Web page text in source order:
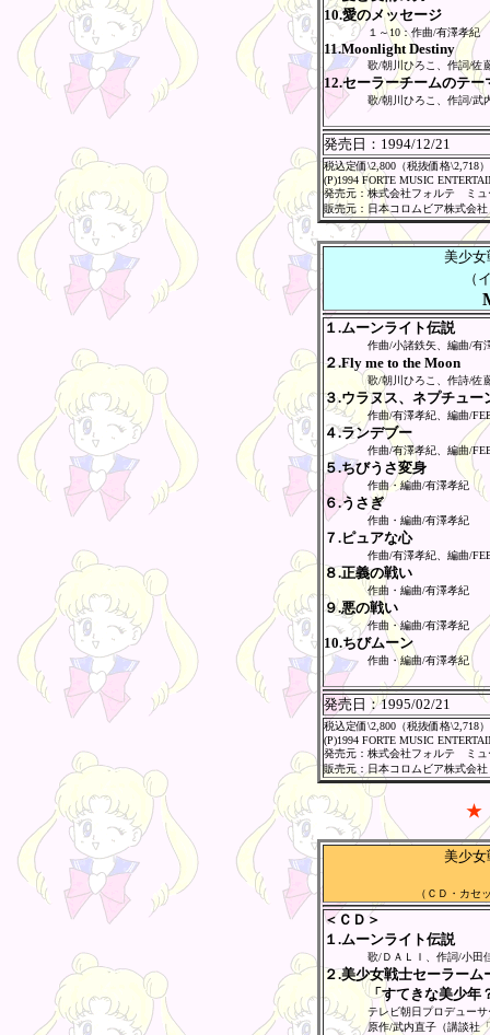
10.愛のメッセージ
１～10：作曲/有澤孝紀
11.Moonlight Destiny
歌/朝川ひろこ、作詞/佐
12.セーラーチームのテー
歌/朝川ひろこ、作詞/武
発売日： 1994/12/21
税込定価\2,800（税抜価格\2,718）
(P)1994 FORTE MUSIC
発売元：株式会社フォルテ ミュ
販売元：日本コロムビア株式会社
美少女
（
１.ムーンライト伝説
作曲/小諸鉄矢、編曲/有
２.Fly me to the Moon
歌/朝川ひろこ、作詩/佐
３.ウラヌス、ネプチュー
作曲/有澤孝紀、編曲/
４.ランデブー
作曲/有澤孝紀、編曲/
５.ちびうさ変身
作曲・編曲/有澤孝紀
６.うさぎ
作曲・編曲/有澤孝紀
７.ピュアな心
作曲/有澤孝紀、編曲/
８.正義の戦い
作曲・編曲/有澤孝紀
９.悪の戦い
作曲・編曲/有澤孝紀
10.ちびムーン
作曲・編曲/有澤孝紀
発売日：1995/02/21
税込定価\2,800（税抜価格\2,718）
(P)1994 FORTE MUSIC
発売元：株式会社フォルテ ミュ
販売元：日本コロムビア株式会社
★
美少女
（ＣＤ・カセ
＜ＣＤ＞
１.ムーンライト伝説
歌/ＤＡＬＩ、作詞/小田
２.美少女戦士セーラー
「すてきな美少年
テレビ朝日プロデュー
原作/武内直子（講談社